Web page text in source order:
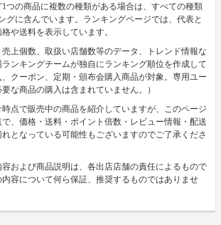
つの商品に複数の種類がある場合は、すべての種類
グに含んでいます。ランキングページでは、代表と
や送料を表示しています。
上個数、取扱い店舗数等のデータ、トレンド情報な
ンキングチームが独自にランキング順位を作成して
クーポン、定期・頒布会購入商品が対象。専用ユー
な商品の購入は含まれていません。）
点で販売中の商品を紹介していますが、このページ
、価格・送料・ポイント倍数・レビュー情報・配送
となっている可能性もございますのでご了承くださ
および商品説明は、各出店店舗の責任によるもので
容について何ら保証、推奨するものではありませ